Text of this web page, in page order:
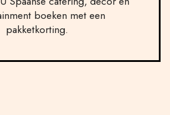
boeken met een
pakketkorting.